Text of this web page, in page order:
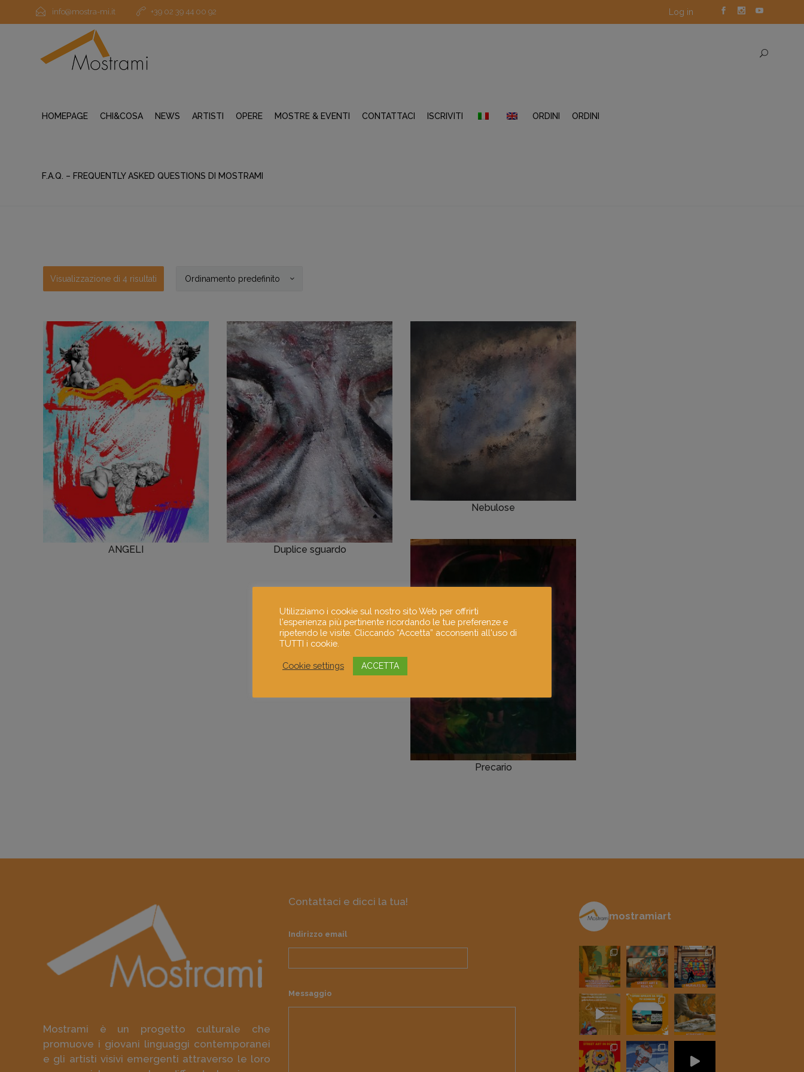
info@mostra-mi.it +39 02 39 44 00 92 Log in
HOMEPAGE CHI&COSA NEWS ARTISTI OPERE MOSTRE & EVENTI CONTATTACI ISCRIVITI ORDINI ORDINI
F.A.Q. – FREQUENTLY ASKED QUESTIONS DI MOSTRAMI
Visualizzazione di 4 risultati
ANGELI Duplice sguardo
Nebulose
Precario
Mostrami è un progetto culturale che
promuove i giovani linguaggi contemporanei
e gli artisti visivi emergenti attraverso le loro
Contattaci e dicci la tua!
Indirizzo email
Messaggio
mostramiart
Utilizziamo i cookie sul nostro sito Web per offrirti
l'esperienza più pertinente ricordando le tue preferenze e
ripetendo le visite. Cliccando “Accetta” acconsenti all'uso di
TUTTI i cookie.
Cookie settings ACCETTA